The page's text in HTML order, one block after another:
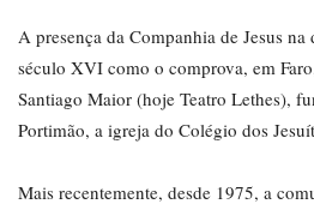
A presença da Companhia de Jesus
século XVI como o comprova, em
Santiago Maior (hoje Teatro Lethes),
Portimão, a igreja do Colégio dos
Mais recentemente, desde 1975, a